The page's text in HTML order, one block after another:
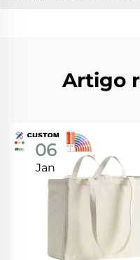
Artigo
06
Jan